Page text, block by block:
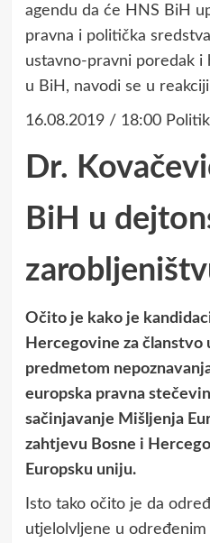
agendu da će HNS BiH
pravna i politička
ustavno-pravni poredak
u BiH, navodi se u
16.08.2019 / 18:00
Dr.
BiH u
Očito je kako je
Hercegovine za članstvo
predmetom
europska pravna
sačinjavanje Mišljenja
zahtjevu Bosne i
Europsku uniju.
Isto tako očito je da
utjelolvljene u